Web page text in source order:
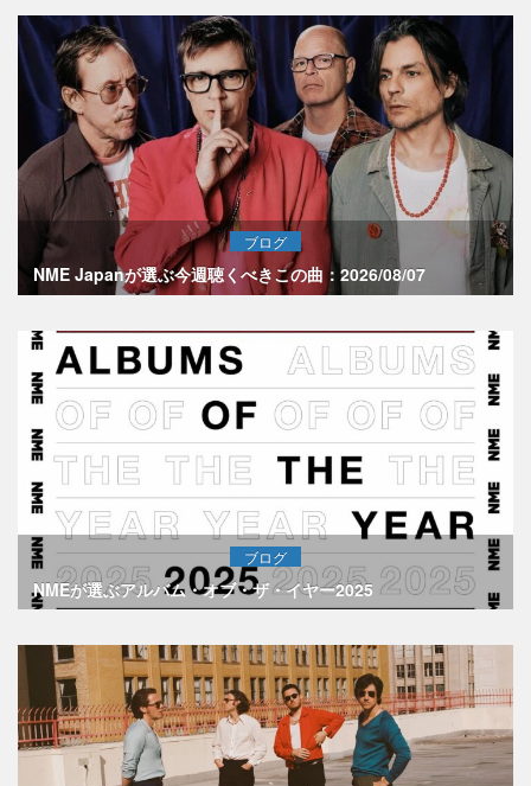
ブログ
NME Japanが選ぶ今週聴くべきこの曲：2026/08/07
ブログ
NMEが選ぶアルバム・オブ・ザ・イヤー2025